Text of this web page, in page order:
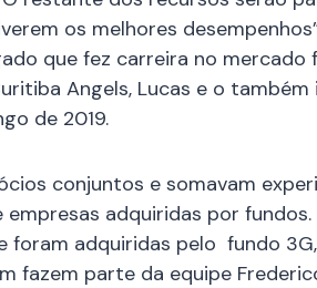
os melhores
que fez carreira no mercado
Angels, Lucas e o
de 2019.
conjuntos e somavam
adquiridas por
foram adquiridas pelo fundo
fazem parte da equipe